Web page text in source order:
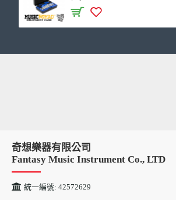
奇想樂器有限公司
Fantasy Music Instrument Co., LTD
統一編號: 42572629